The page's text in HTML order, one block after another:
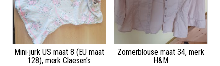
Mini-jurk US maat 8 (EU maat
128), merk Claesen’s
Zomerblouse maat 34, merk
H&M